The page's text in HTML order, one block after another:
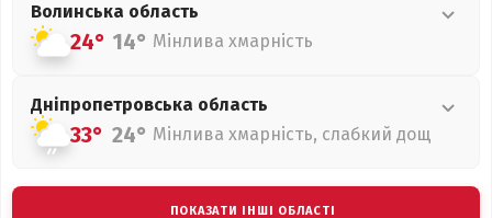
Волинська область
24° 14° Мінлива хмарність
Дніпропетровська область
33° 24° Мінлива хмарність, слабкий дощ
ПОКАЗАТИ ІНШІ ОБЛАСТІ